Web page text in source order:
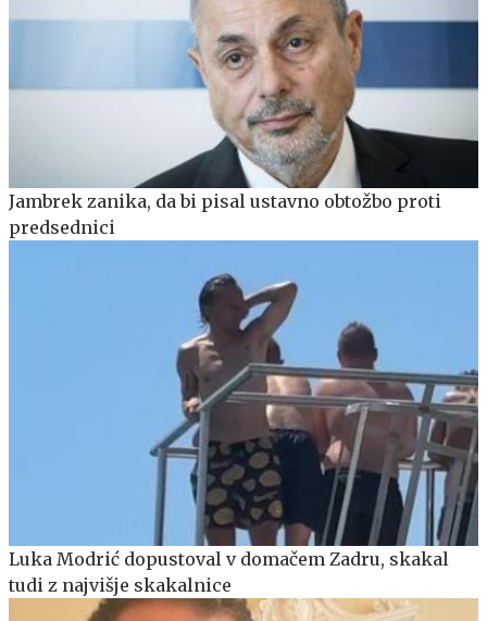
Jambrek zanika, da bi pisal ustavno obtožbo proti
predsednici
Luka Modrić dopustoval v domačem Zadru, skakal
tudi z najvišje skakalnice